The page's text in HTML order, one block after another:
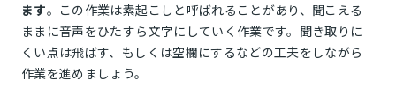
ます。この作業は素起こしと呼ばれることがあり、聞こえる
ままに音声をひたすら文字にしていく作業です。聞き取りに
くい点は飛ばす、もしくは空欄にするなどの工夫をしながら
作業を進めましょう。